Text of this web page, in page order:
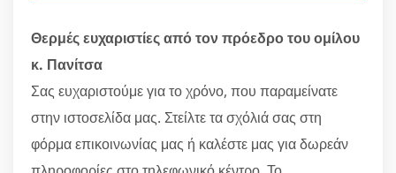
Θερμές ευχαριστίες από τον πρόεδρο του ομίλου
κ. Πανίτσα
Σας ευχαριστούμε για το χρόνο, που παραμείνατε
στην ιστοσελίδα μας. Στείλτε τα σχόλιά σας στη
φόρμα επικοινωνίας μας ή καλέστε μας για δωρεάν